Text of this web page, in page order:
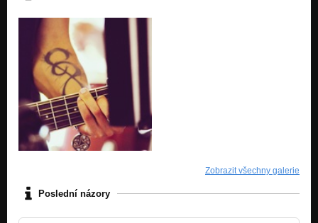
Zobrazit všechny galerie
Poslední názory